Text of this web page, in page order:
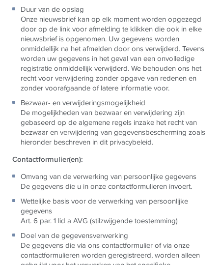
Duur van de opslag
Onze nieuwsbrief kan op elk moment worden opgezegd
door op de link voor afmelding te klikken die ook in elke
nieuwsbrief is opgenomen. Uw gegevens worden
onmiddellijk na het afmelden door ons verwijderd. Tevens
worden uw gegevens in het geval van een onvolledige
registratie onmiddellijk verwijderd. We behouden ons het
recht voor verwijdering zonder opgave van redenen en
zonder voorafgaande of latere informatie voor.
Bezwaar- en verwijderingsmogelijkheid
De mogelijkheden van bezwaar en verwijdering zijn
gebaseerd op de algemene regels inzake het recht van
bezwaar en verwijdering van gegevensbescherming zoals
hieronder beschreven in dit privacybeleid.
Contactformulier(en):
Omvang van de verwerking van persoonlijke gegevens
De gegevens die u in onze contactformulieren invoert.
Wettelijke basis voor de verwerking van persoonlijke
gegevens
Art. 6 par. 1 lid a AVG (stilzwijgende toestemming)
Doel van de gegevensverwerking
De gegevens die via ons contactformulier of via onze
contactformulieren worden geregistreerd, worden alleen